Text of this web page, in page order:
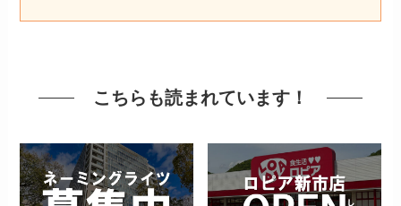
こちらも読まれています！